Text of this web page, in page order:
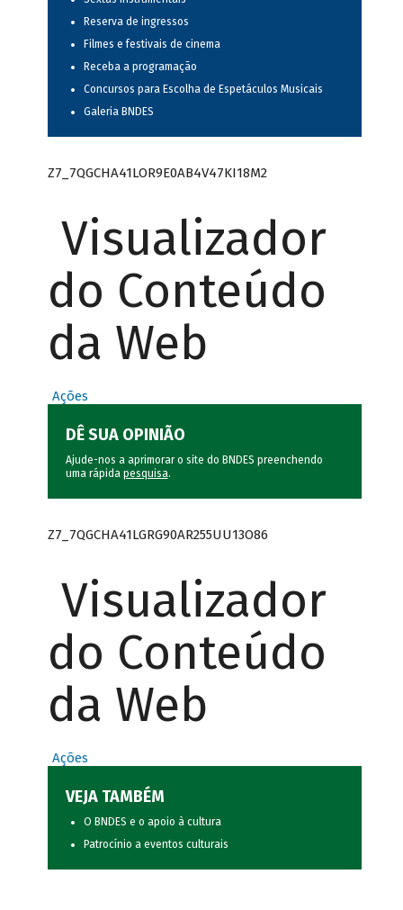
Reserva de ingressos
Filmes e festivais de cinema
Receba a programação
Concursos para Escolha de Espetáculos Musicais
Galeria BNDES
Z7_7QGCHA41LOR9E0AB4V47KI18M2
Visualizador
do Conteúdo
da Web
Ações
DÊ SUA OPINIÃO
Ajude-nos a aprimorar o site do BNDES preenchendo
uma rápida pesquisa.
Z7_7QGCHA41LGRG90AR255UU13O86
Visualizador
do Conteúdo
da Web
Ações
VEJA TAMBÉM
O BNDES e o apoio à cultura
Patrocínio a eventos culturais